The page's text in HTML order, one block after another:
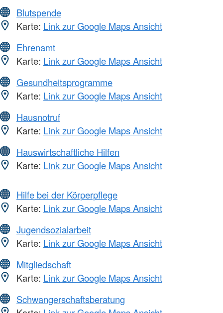
Blutspende
Karte: Link zur Google Maps Ansicht
Ehrenamt
Karte: Link zur Google Maps Ansicht
Gesundheitsprogramme
Karte: Link zur Google Maps Ansicht
Hausnotruf
Karte: Link zur Google Maps Ansicht
Hauswirtschaftliche Hilfen
Karte: Link zur Google Maps Ansicht
Hilfe bei der Körperpflege
Karte: Link zur Google Maps Ansicht
Jugendsozialarbeit
Karte: Link zur Google Maps Ansicht
Mitgliedschaft
Karte: Link zur Google Maps Ansicht
Schwangerschaftsberatung